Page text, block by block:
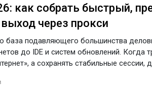
как собрать быстрый,
через прокси
база подавляющего большинства
до IDE и систем обновлений. Когда
а сохранять стабильные сессии,
TCP поверх IPv4 (в разрезе прокси) Два
TCP-соединение с прокси